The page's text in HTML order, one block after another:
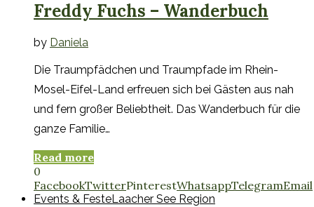
Freddy Fuchs – Wanderbuch
by Daniela
Die Traumpfädchen und Traumpfade im Rhein-
Mosel-Eifel-Land erfreuen sich bei Gästen aus nah
und fern großer Beliebtheit. Das Wanderbuch für die
ganze Familie…
Read more
0
FacebookTwitterPinterestWhatsappTelegramEmail
Events & FesteLaacher See Region